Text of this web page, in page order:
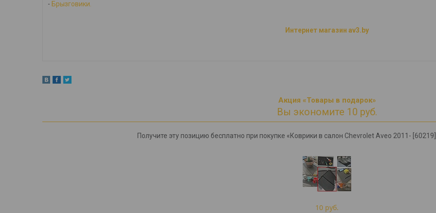
- Брызговики.
Интернет магазин av3.by
Акция «Товары в подарок»
Вы экономите 10 руб.
Получите эту позицию бесплатно при покупке «Коврики в салон Chevrolet Aveo 2011-
10 руб.